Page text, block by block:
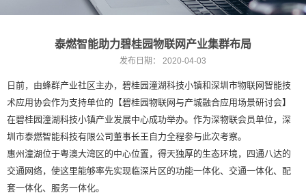
泰燃智能助力碧桂园物联网产业集群布局
发布日期： 2020-04-03
日前， 由蜂群产业社区主办，碧桂园潼湖科技小镇和深圳市物联网智能技
术应用协会作为支持单位的【碧桂园物联网与产城融合应用场景研讨会】
在碧桂园潼湖科技小镇产业发展中心成功举办。作为深物联会员单位，深
圳市泰燃智能科技有限公司董事长王自力全程参与此次考察。
惠州潼湖位于粤澳大湾区的中心位置，得天独厚的生态环境，四通八达的
交通网络，使这里能够率先实现临深片区的功能一体化、交通一体化、配
套一体化、服务一体化。